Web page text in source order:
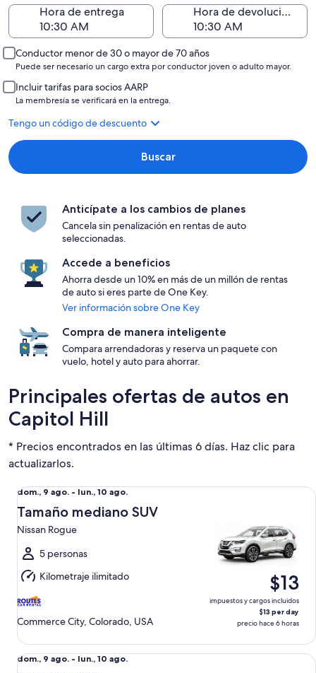
Hora de entrega
Hora de devolución
Conductor menor de 30 o mayor de 70 años
Puede ser necesario un cargo extra por conductor joven o adulto mayor.
Incluir tarifas para socios AARP
La membresía se verificará en la entrega.
Tengo un código de descuento
Buscar
Anticípate a los cambios de planes
Cancela sin penalización en rentas de auto
seleccionadas.
Accede a beneficios
Ahorra desde un 10% en más de un millón de rentas
de auto si eres parte de One Key.
Ver información sobre One Key
Compra de manera inteligente
Compara arrendadoras y reserva un paquete con
vuelo, hotel y auto para ahorrar.
Principales ofertas de autos en
Capitol Hill
* Precios encontrados en las últimas 6 días. Haz clic para
actualizarlos.
Del
dom.,
9
ago.
al
lun.,
10
ago.
dom., 9 ago. - lun., 10 ago.
Tamaño mediano SUV
Nissan Rogue
5 personas
Kilometraje ilimitado
Commerce City, Colorado, USA
$13
impuestos y cargos incluidos
$13 per day
precio hace 6 horas
Tamaño mediano SUV Nissan Rogue
Del
dom., 9 ago. - lun., 10 ago.
Especial SUV Jeep Wrangler